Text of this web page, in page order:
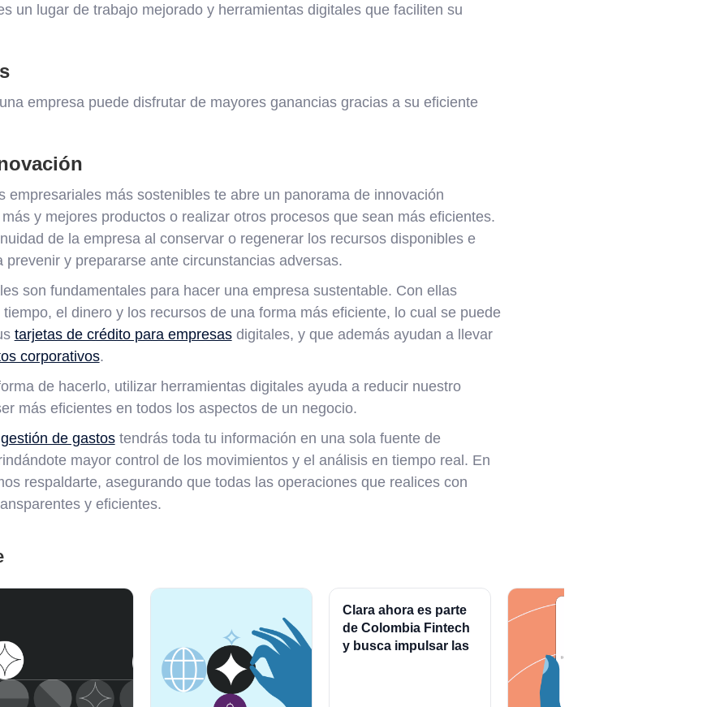
un lugar de trabajo mejorado y herramientas digitales que faciliten su
empresa puede disfrutar de mayores ganancias gracias a su eficiente
empresariales más sostenibles te abre un panorama de innovación
y mejores productos o realizar otros procesos que sean más eficientes.
de la empresa al conservar o regenerar los recursos disponibles e
prevenir y prepararse ante circunstancias adversas.
son fundamentales para hacer una empresa sustentable. Con ellas
el dinero y los recursos de una forma más eficiente, lo cual se puede
tarjetas de crédito para empresasdigitales, y que además ayudan a llevar
corporativos.
de hacerlo, utilizar herramientas digitales ayuda a reducir nuestro
más eficientes en todos los aspectos de un negocio.
de gastostendrás toda tu información en una sola fuente de
mayor control de los movimientos y el análisis en tiempo real. En
respaldarte, asegurando que todas las operaciones que realices con
y eficientes.
Clara ahora es parte
de Colombia Fintech
y busca impulsar las